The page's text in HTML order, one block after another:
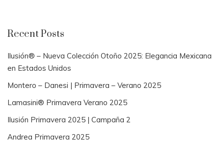
Recent Posts
Ilusión® – Nueva Colección Otoño 2025: Elegancia Mexicana
en Estados Unidos
Montero – Danesi | Primavera – Verano 2025
Lamasini® Primavera Verano 2025
Ilusión Primavera 2025 | Campaña 2
Andrea Primavera 2025